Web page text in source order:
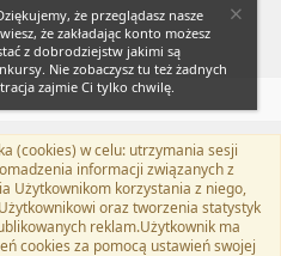
EDIT)
Polski (PL)
Pomoc
że przeglądasz nasze
że zakładając konto możesz
z dobrodziejstw jakimi są
Nie zobaczysz tu też żadnych
zajmie Ci tylko chwilę.
(cookies) w celu: utrzymania sesji
informacji związanych z
Użytkownikom korzystania z niego,
oraz tworzenia statystyk
reklam.Użytkownik ma
cookies za pomocą ustawień swojej